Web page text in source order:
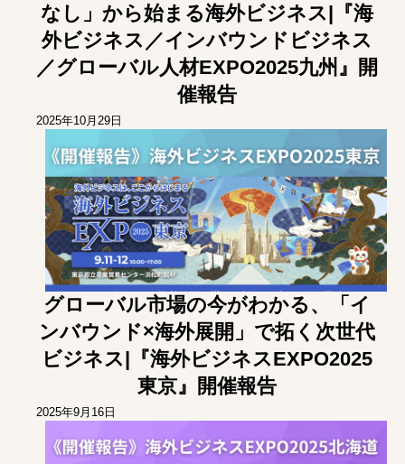
なし」から始まる海外ビジネス|『海
外ビジネス／インバウンドビジネス
／グローバル人材EXPO2025九州』開
催報告
2025年10月29日
グローバル市場の今がわかる、「イ
ンバウンド×海外展開」で拓く次世代
ビジネス|『海外ビジネスEXPO2025
東京』開催報告
2025年9月16日